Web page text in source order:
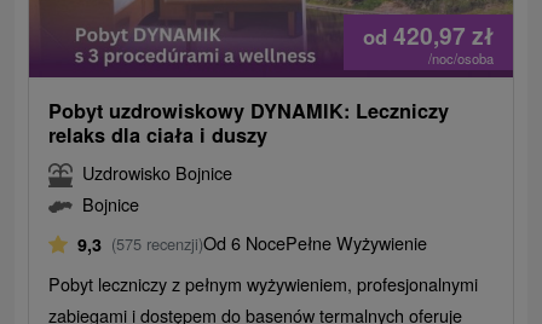
od 420,97 zł
/noc/osoba
Pobyt uzdrowiskowy DYNAMIK: Leczniczy
relaks dla ciała i duszy
Uzdrowisko Bojnice
Bojnice
9,3 (575 recenzji)Od 6 NocePełne Wyżywienie
Pobyt leczniczy z pełnym wyżywieniem, profesjonalnymi
zabiegami i dostępem do basenów termalnych oferuje